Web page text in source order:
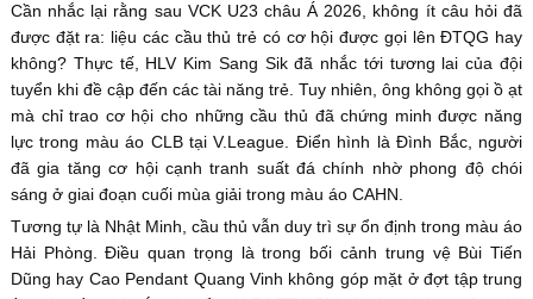
Cần nhắc lại rằng sau VCK U23 châu Á 2026, không ít câu hỏi đã
được đặt ra: liệu các cầu thủ trẻ có cơ hội được gọi lên ĐTQG hay
không? Thực tế, HLV Kim Sang Sik đã nhắc tới tương lai của đội
tuyển khi đề cập đến các tài năng trẻ. Tuy nhiên, ông không gọi ồ ạt
mà chỉ trao cơ hội cho những cầu thủ đã chứng minh được năng
lực trong màu áo CLB tại V.League. Điển hình là Đình Bắc, người
đã gia tăng cơ hội cạnh tranh suất đá chính nhờ phong độ chói
sáng ở giai đoạn cuối mùa giải trong màu áo CAHN.
Tương tự là Nhật Minh, cầu thủ vẫn duy trì sự ổn định trong màu áo
Hải Phòng. Điều quan trọng là trong bối cảnh trung vệ Bùi Tiến
Dũng hay Cao Pendant Quang Vinh không góp mặt ở đợt tập trung